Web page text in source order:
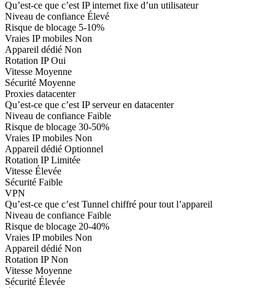
Qu’est-ce que c’estIP internet fixe d’un utilisateur
Niveau de confiance Élevé
Risque de blocage 5-10%
Vraies IP mobiles Non
Appareil dédié Non
Rotation IPOui
Vitesse Moyenne
Sécurité Moyenne
Proxies datacenter
Qu’est-ce que c’estIP serveur en datacenter
Niveau de confiance Faible
Risque de blocage 30-50%
Vraies IP mobiles Non
Appareil dédié Optionnel
Rotation IPLimitée
Vitesse Élevée
Sécurité Faible
VPN
Qu’est-ce que c’estTunnel chiffré pour tout l’appareil
Niveau de confiance Faible
Risque de blocage 20-40%
Vraies IP mobiles Non
Appareil dédié Non
Rotation IPNon
Vitesse Moyenne
Sécurité Élevée